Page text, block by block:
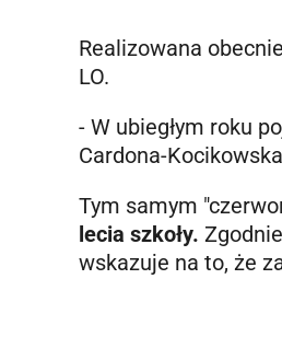
Realizowana
LO.
- W ubiegłym roku
Cardona-
Tym samym
lecia szkoły.
wskazuje na to, że